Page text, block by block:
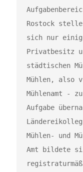
Rostock
sich nur
Privatbesitz
städtischen
Mühlen, also
Mühlenamt -
Aufgabe
Mühlen- und
Amt bildete